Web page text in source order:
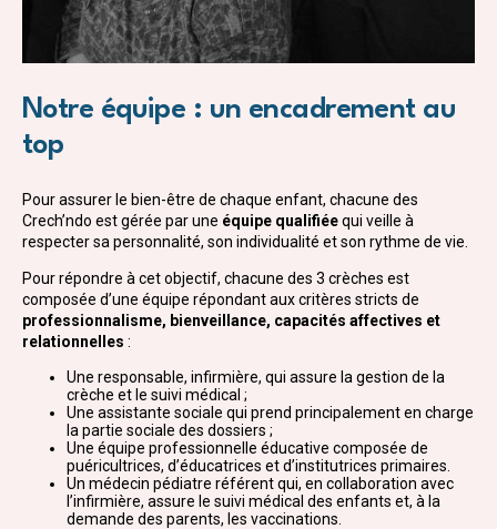
Notre équipe : un encadrement au
top
Pour assurer le bien-être de chaque enfant, chacune des
Crech’ndo est gérée par une équipe qualifiéequi veille à
respecter sa personnalité, son individualité et son rythme de vie.
Pour répondre à cet objectif, chacune des 3 crèches est
composée d’une équipe répondant aux critères stricts de
professionnalisme, bienveillance, capacités affectives et
relationnelles :
Une responsable, infirmière, qui assure la gestion de la
crèche et le suivi médical ;
Une assistante sociale qui prend principalement en charge
la partie sociale des dossiers ;
Une équipe professionnelle éducative composée de
puéricultrices, d’éducatrices et d’institutrices primaires.
Un médecin pédiatre référent qui, en collaboration avec
l’infirmière, assure le suivi médical des enfants et, à la
demande des parents, les vaccinations.